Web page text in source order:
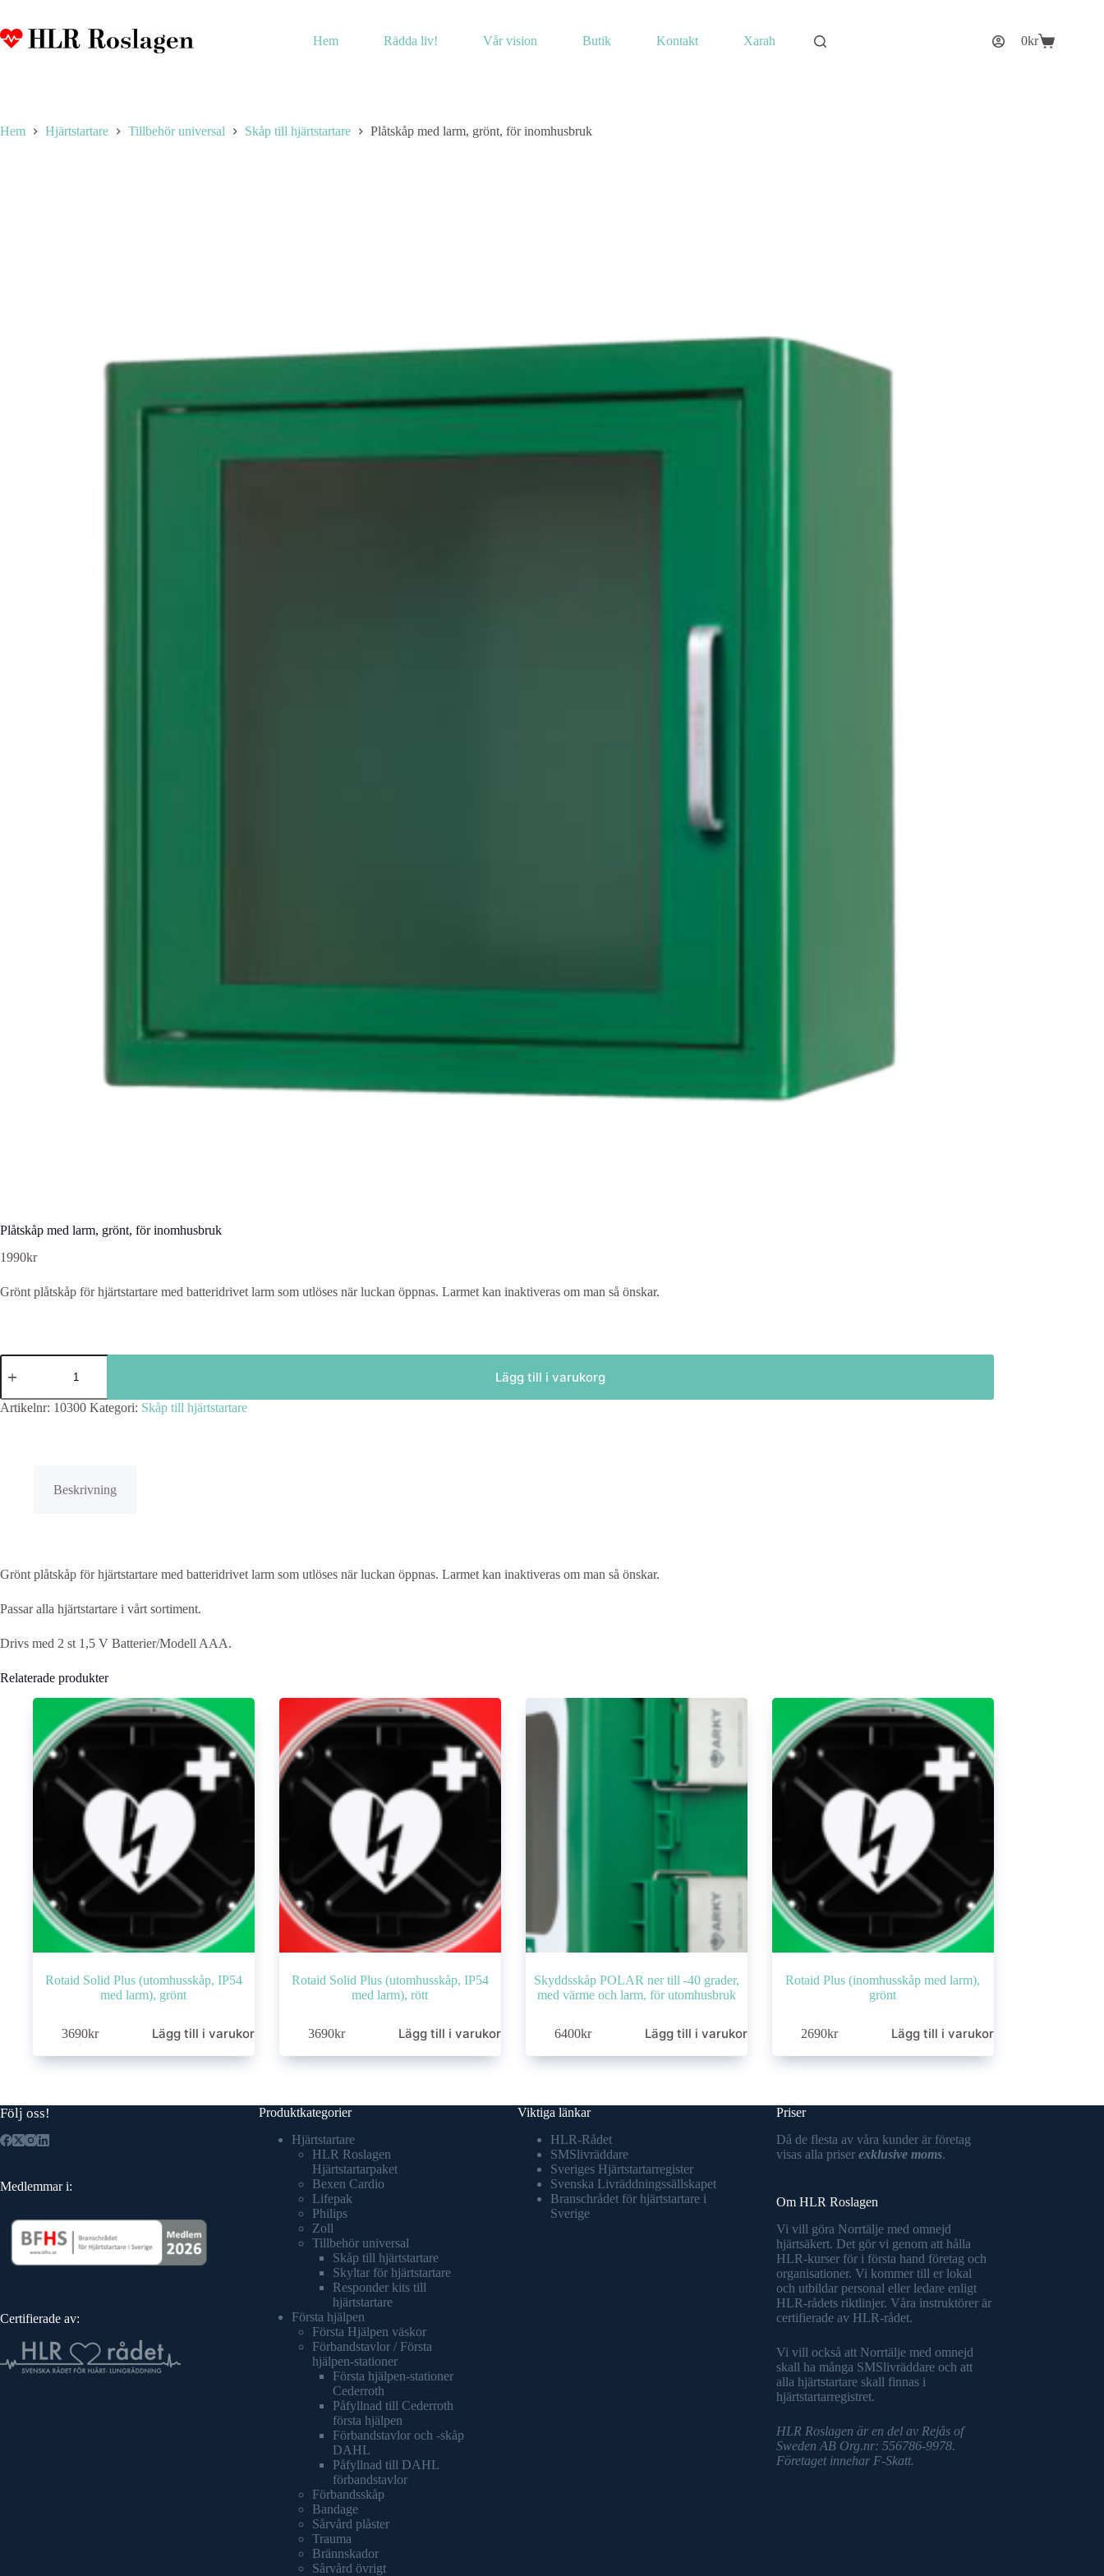
innehåll
Hem Rädda liv! Vår vision Butik Kontakt Xarah Varukorg
0kr
Hem Hjärtstartare Tillbehör universal Skåp till hjärtstartare Plåtskåp med larm, grönt, för inomhusbruk
Plåtskåp med larm, grönt, för inomhusbruk
1990kr
Grönt plåtskåp för hjärtstartare med batteridrivet larm som utlöses när luckan öppnas. Larmet kan inaktiveras om man så önskar.
Plåtskåp
med
grönt,
för
Lägg till i varukorg
Artikelnr: 10300 Kategori: Skåp till hjärtstartare
Beskrivning
Grönt plåtskåp för hjärtstartare med batteridrivet larm som utlöses när luckan öppnas. Larmet kan inaktiveras om man så önskar.
Passar alla hjärtstartare i vårt sortiment.
Drivs med 2 st 1,5 V Batterier/Modell AAA.
Relaterade produkter
Rotaid Solid Plus (utomhusskåp, IP54
med larm), grönt
3690kr Lägg till i varukorg
Rotaid Solid Plus (utomhusskåp, IP54
med larm), rött
3690kr Lägg till i varukorg
Skyddsskåp POLAR ner till -40 grader,
med värme och larm, för utomhusbruk
6400kr Lägg till i varukorg
Rotaid Plus (inomhusskåp med larm),
grönt
2690kr Lägg till i varukorg
Följ oss!
Medlemmar i:
Certifierade av:
Produktkategorier
Hjärtstartare
HLR Roslagen
Hjärtstartarpaket
Bexen Cardio
Lifepak
Philips
Zoll
Tillbehör universal
Skåp till hjärtstartare
Skyltar för hjärtstartare
Responder kits till
hjärtstartare
Första hjälpen
Första Hjälpen väskor
Förbandstavlor / Första
hjälpen-stationer
Första hjälpen-stationer
Cederroth
Påfyllnad till Cederroth
första hjälpen
Förbandstavlor och -skåp
DAHL
Påfyllnad till DAHL
förbandstavlor
Förbandsskåp
Bandage
Sårvård plåster
Trauma
Brännskador
Sårvård övrigt
Viktiga länkar
HLR-Rådet
SMSlivräddare
Sveriges Hjärtstartarregister
Svenska Livräddningssällskapet
Branschrådet för hjärtstartare i
Sverige
Priser
Då de flesta av våra kunder är företag
visas alla priser exklusive moms.
Om HLR Roslagen
Vi vill göra Norrtälje med omnejd
hjärtsäkert. Det gör vi genom att hålla
HLR-kurser för i första hand företag och
organisationer. Vi kommer till er lokal
och utbildar personal eller ledare enligt
HLR-rådets riktlinjer. Våra instruktörer är
certifierade av HLR-rådet.
Vi vill också att Norrtälje med omnejd
skall ha många SMSlivräddare och att
alla hjärtstartare skall finnas i
hjärtstartarregistret.
HLR Roslagen är en del av Rejås of
Sweden AB Org.nr: 556786-9978.
Företaget innehar F-Skatt.